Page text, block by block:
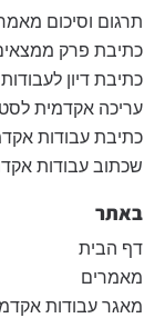
תרגום וסיכום
כתיבת פרק
כתיבת דיון לעבודות
עריכה אקדמית
כתיבת עבודות
שכתוב עבודות
באתר
דף הבית
מאמרים
מאגר עבודות